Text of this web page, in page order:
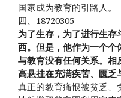
国家成为教育的引路人。
四、18720305
为了生存，为了进行生
西。但是，他作为一个
与教育没有任何关系。
高悬挂在充满疾苦、匮乏
真正的教育痛恨被贫乏、